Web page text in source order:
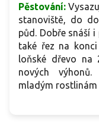
Pěstování:
stanoviště, do
půd. Dobře snáší
také řez na
loňské dřevo na
nových
mladým